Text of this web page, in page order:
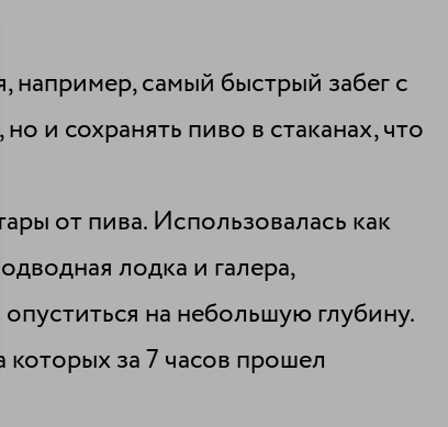
самый быстрый забег с
и сохранять пиво в стаканах, что
от пива. Использовалась как
лодка и галера,
на небольшую глубину.
за 7 часов прошел